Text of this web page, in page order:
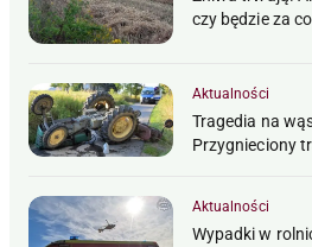
czy będzie za
Aktualności
Tragedia na
Przygnieciony
Aktualności
Wypadki w